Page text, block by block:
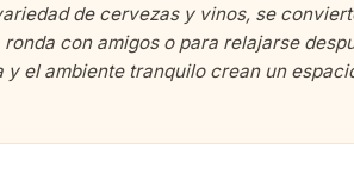
de cervezas y vinos, se
con amigos o para relajarse
el ambiente tranquilo crean un